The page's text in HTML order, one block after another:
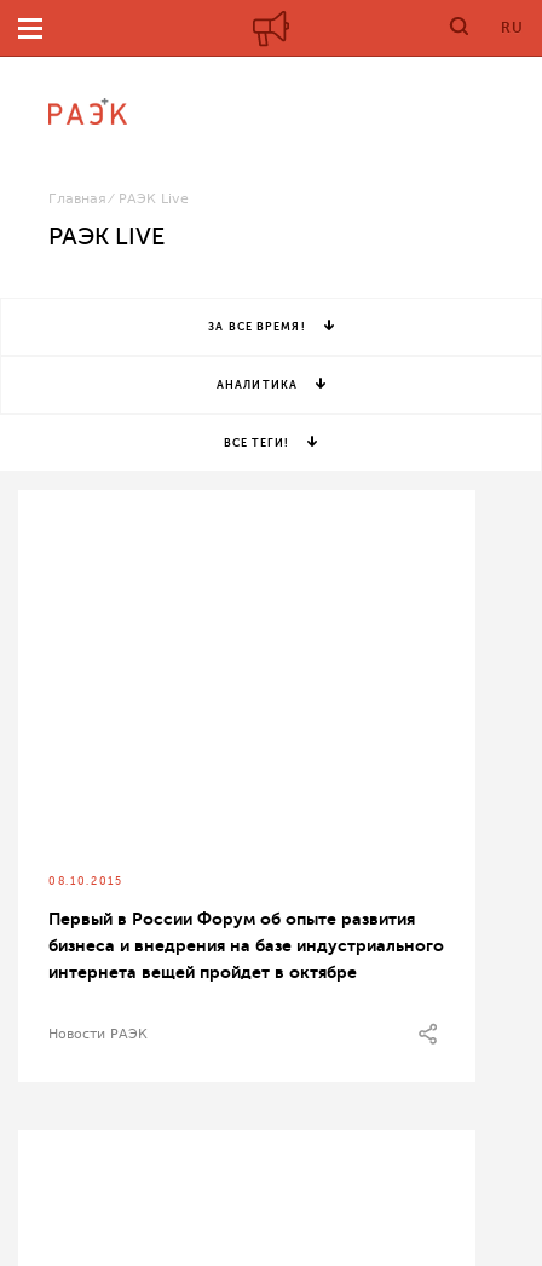
RU
Главная РАЭК Live
РАЭК LIVE
ЗА ВСЕ ВРЕМЯ!
АНАЛИТИКА
ВСЕ ТЕГИ!
08.10.2015
Первый в России Форум об опыте развития
бизнеса и внедрения на базе индустриального
интернета вещей пройдет в октябре
Новости РАЭК